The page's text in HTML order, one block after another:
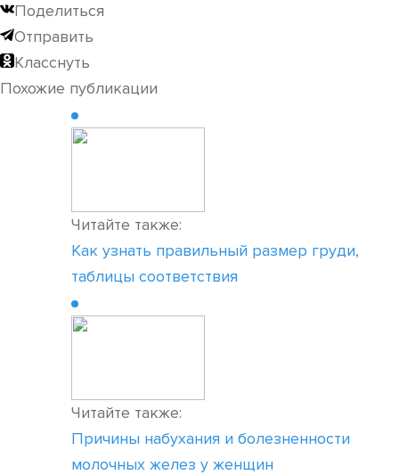
Поделиться
Отправить
Класснуть
Похожие публикации
Читайте также:
Как узнать правильный размер груди,
таблицы соответствия
Читайте также:
Причины набухания и болезненности
молочных желез у женщин